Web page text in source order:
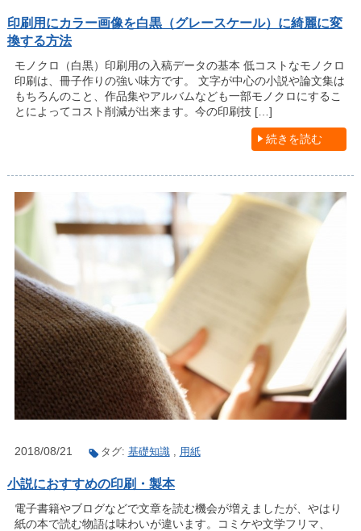
印刷用にカラー画像を白黒（グレースケール）に綺麗に変
換する方法
モノクロ（白黒）印刷用の入稿データの基本 低コストなモノクロ
印刷は、冊子作りの強い味方です。 文字が中心の小説や論文集は
もちろんのこと、作品集やアルバムなども一部モノクロにするこ
とによってコスト削減が出来ます。今の印刷技 […]
続きを読む
2018/08/21 タグ: 基礎知識, 用紙
小説におすすめの印刷・製本
電子書籍やブログなどで文章を読む機会が増えましたが、やはり
紙の本で読む物語は味わいが違います。コミケや文学フリマ、